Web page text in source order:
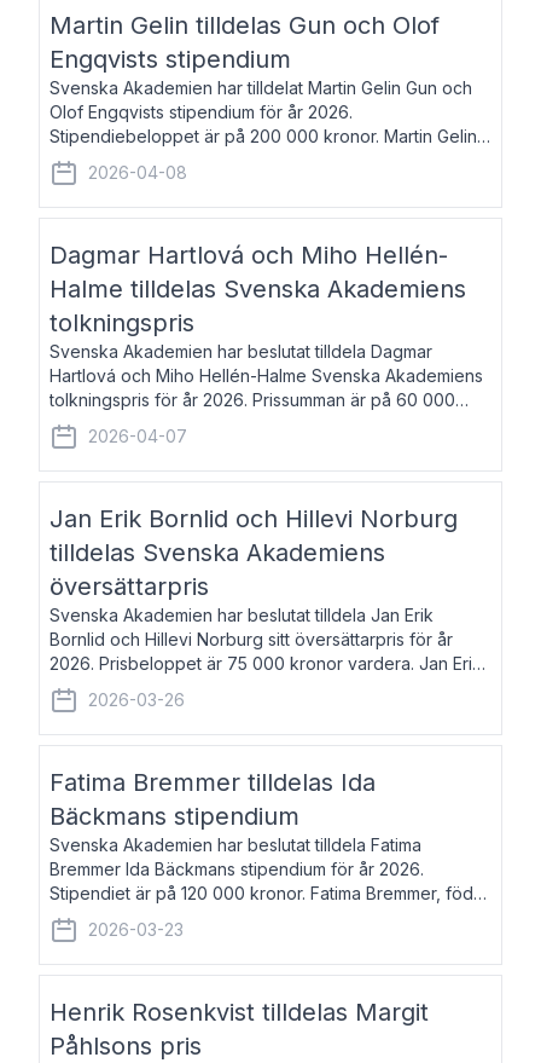
Martin Gelin tilldelas Gun och Olof
Engqvists stipendium
Svenska Akademien har tilldelat Martin Gelin Gun och
Olof Engqvists stipendium för år 2026.
Stipendiebeloppet är på 200 000 kronor. Martin Gelin,
född 1978, är journalist och författare. Han lever
numera i Paris men var under många år bosat
2026-04-08
Dagmar Hartlová och Miho Hellén-
Halme tilldelas Svenska Akademiens
tolkningspris
Svenska Akademien har beslutat tilldela Dagmar
Hartlová och Miho Hellén-Halme Svenska Akademiens
tolkningspris för år 2026. Prissumman är på 60 000
kronor var. Dagmar Hartlová, född 1951, översätter
huvudsakligen från svenska till tjeckiska
2026-04-07
Jan Erik Bornlid och Hillevi Norburg
tilldelas Svenska Akademiens
översättarpris
Svenska Akademien har beslutat tilldela Jan Erik
Bornlid och Hillevi Norburg sitt översättarpris för år
2026. Prisbeloppet är 75 000 kronor vardera. Jan Erik
Bornlid, född 1947, är översättare från tyska. Han är
främst känd för sina översät
2026-03-26
Fatima Bremmer tilldelas Ida
Bäckmans stipendium
Svenska Akademien har beslutat tilldela Fatima
Bremmer Ida Bäckmans stipendium för år 2026.
Stipendiet är på 120 000 kronor. Fatima Bremmer, född
1977, är journalist och författare. Hon utkom i fjol med
boken Ligan. Klarakvarterens blodsyst
2026-03-23
Henrik Rosenkvist tilldelas Margit
Påhlsons pris